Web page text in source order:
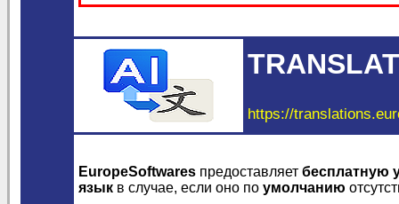
https://
EuropeSoftwares предоставляет бесплатную
язык в случае, если оно по умолчанию